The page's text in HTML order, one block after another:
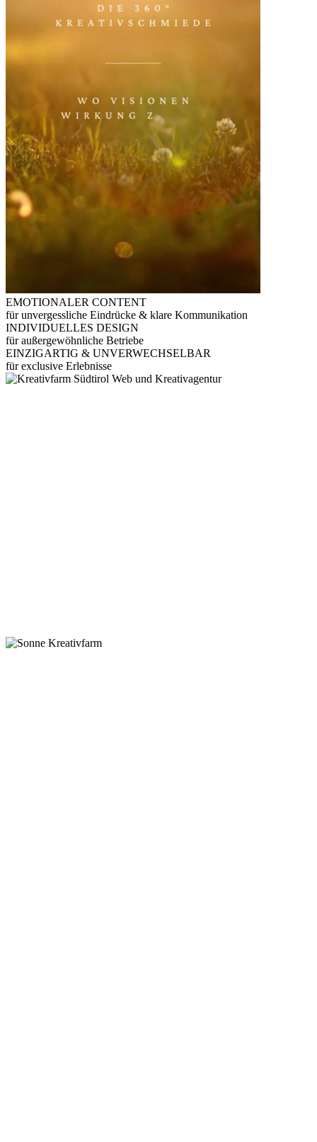
EMOTIONALER CONTENT
für unvergessliche Eindrücke & klare Kommunikation
INDIVIDUELLES DESIGN
für außergewöhnliche Betriebe
EINZIGARTIG & UNVERWECHSELBAR
für exclusive Erlebnisse